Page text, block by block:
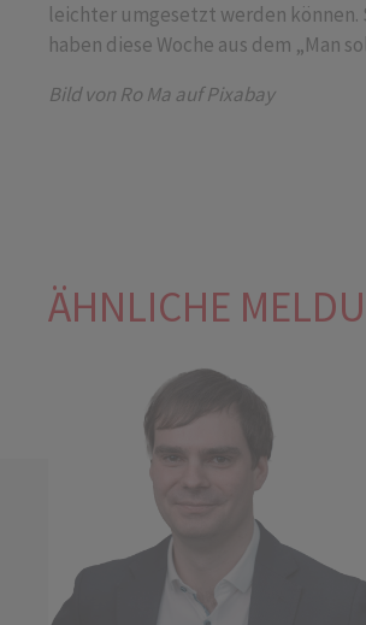
leichter umgesetzt werden können.
haben diese Woche aus dem „Man
Bild von Ro Ma auf Pixabay
ÄHNLICHE